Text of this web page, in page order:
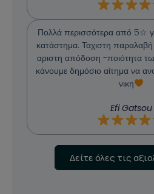
Πολλά περισσότερα από 5☆
κατάστημα. Ταχιστη
αριστη απόδοση -ποιότητα
κάνουμε δημόσιο αίτημα να
νικη
Efi Gatsou
Δείτε όλες τις